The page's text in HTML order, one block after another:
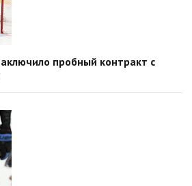
пробный контракт с